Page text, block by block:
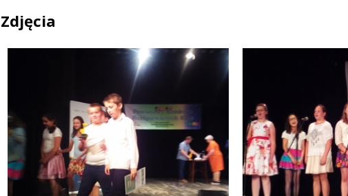
Zdjęcia